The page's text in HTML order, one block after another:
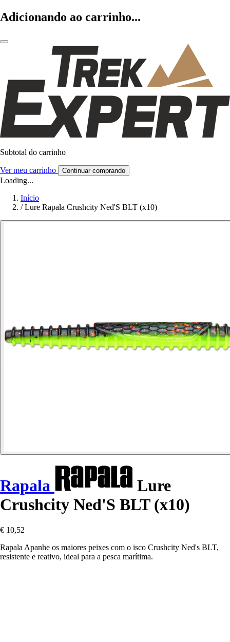
Adicionando ao carrinho...
Subtotal do carrinho
Ver meu carrinho Continuar comprando
Loading...
Início
/ Lure Rapala Crushcity Ned'S BLT (x10)
Rapala
Lure
Crushcity Ned'S BLT (x10)
€ 10,52
Rapala Apanhe os maiores peixes com o isco Crushcity Ned's BLT,
resistente e reativo, ideal para a pesca marítima.